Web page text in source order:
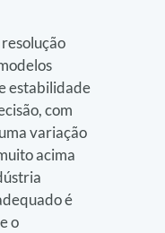
estabilidade
com
variação
acima
é
o